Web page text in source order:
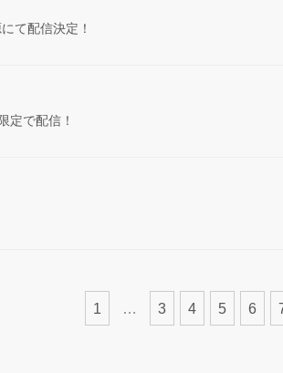
て配信決定！
定で配信！
1 … 3 4 5 6